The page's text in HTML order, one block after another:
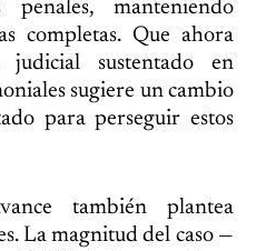
manteniendo
completas. Que ahora
sustentado en
sugiere un cambio
para perseguir estos
también plantea
La magnitud del caso —